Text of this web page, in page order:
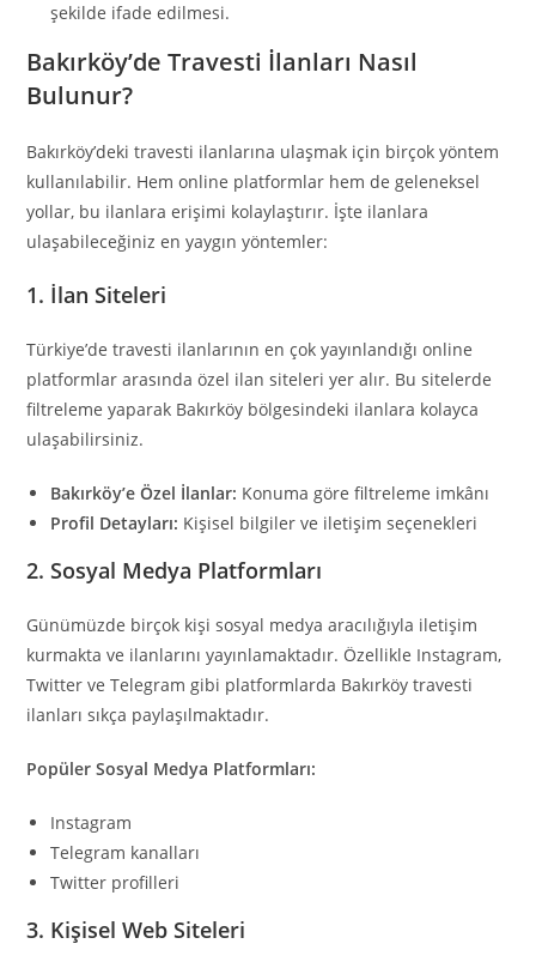
şekilde ifade edilmesi.
Bakırköy’de Travesti İlanları Nasıl
Bulunur?
Bakırköy’deki travesti ilanlarına ulaşmak için birçok yöntem
kullanılabilir. Hem online platformlar hem de geleneksel
yollar, bu ilanlara erişimi kolaylaştırır. İşte ilanlara
ulaşabileceğiniz en yaygın yöntemler:
1. İlan Siteleri
Türkiye’de travesti ilanlarının en çok yayınlandığı online
platformlar arasında özel ilan siteleri yer alır. Bu sitelerde
filtreleme yaparak Bakırköy bölgesindeki ilanlara kolayca
ulaşabilirsiniz.
Bakırköy’e Özel İlanlar: Konuma göre filtreleme imkânı
Profil Detayları: Kişisel bilgiler ve iletişim seçenekleri
2.Sosyal Medya Platformları
Günümüzde birçok kişi sosyal medya aracılığıyla iletişim
kurmakta ve ilanlarını yayınlamaktadır. Özellikle Instagram,
Twitter ve Telegram gibi platformlarda Bakırköy travesti
ilanları sıkça paylaşılmaktadır.
Popüler Sosyal Medya Platformları:
Instagram
Telegram kanalları
Twitter profilleri
3. Kişisel Web Siteleri